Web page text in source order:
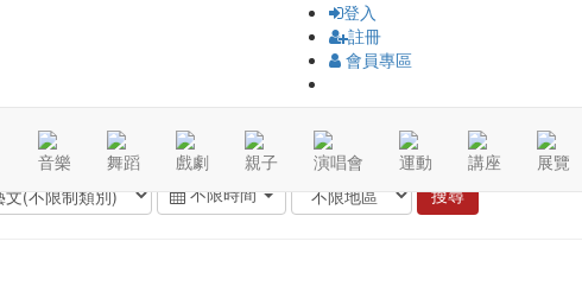
登入
註冊
會員專區
音樂 舞蹈 戲劇 親子 演唱會 運動 講座 展覽
不限時間